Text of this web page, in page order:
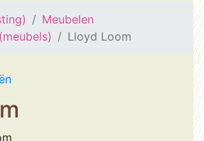
Meubelen
Lloyd Loom